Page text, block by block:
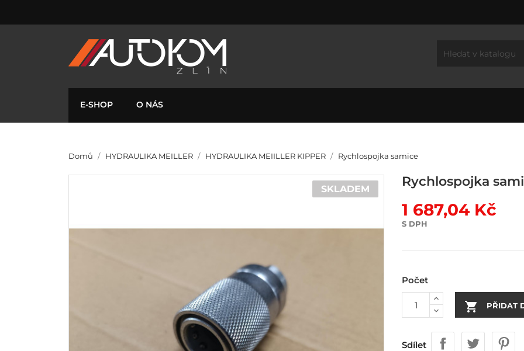
E-SHOP O NÁS
Domů HYDRAULIKA MEILLER HYDRAULIKA MEIILLER KIPPER Rychlospojka samice
SKLADEM Rychlospojka
1 687,04 Kč
S DPH
Počet
 PŘIDAT
Sdílet